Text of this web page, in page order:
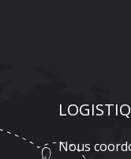
Nous